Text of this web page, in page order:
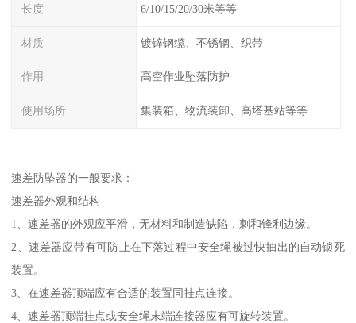
长度 6/10/15/20/30米等等
材质 镀锌钢缆、不锈钢、织带
作用 高空作业坠落防护
使用场所 集装箱、物流装卸、高塔基站等等
速差防坠器的一般要求：
速差器外观和结构
1、速差器的外观应平滑，无材料和制造缺陷，刺和锋利边缘。
2、速差器应带有可防止在下落过程中安全绳被过快抽出的自动锁死
装置。
3、在速差器顶端应有合适的装置同挂点连接。
4、速差器顶端挂点或安全绳末端连接器应有可旋转装置。